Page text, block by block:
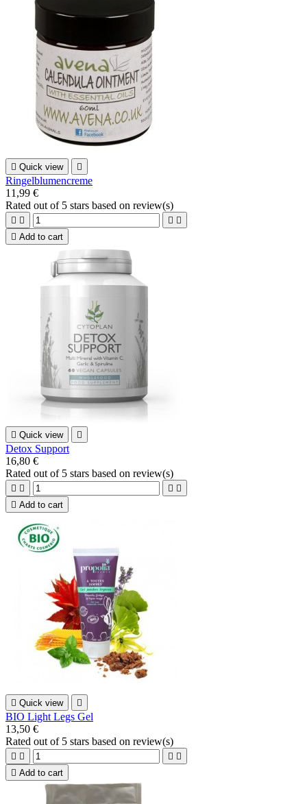
 Quick view 
Ringelblumencreme
11,99 €
Rated out of 5 stars based on review(s)
   
 Add to cart
 Quick view 
Detox Support
16,80 €
Rated out of 5 stars based on review(s)
   
 Add to cart
 Quick view 
BIO Light Legs Gel
13,50 €
Rated out of 5 stars based on review(s)
   
 Add to cart